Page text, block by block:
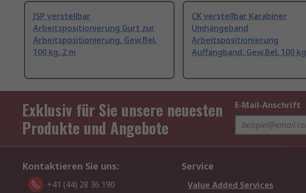
JSP verstellbar
Arbeitspositionierung Gurt zur
Arbeitspositionierung, Gew.Bel.
100 kg, 2 m
CK verstellbar Karabiner
Umhängeband
Arbeitspositionierung
Auffangband, Gew.Bel. 100 kg
Exklusiv für Sie unsere neuesten
Produkte und Angebote
E-Mail-Anschrift
Kontaktieren Sie uns:
+41 (44) 28 36 190
Service
Value Added Services